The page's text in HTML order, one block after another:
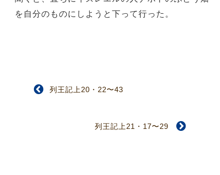
を自分のものにしようと下って行った。
列王記上20・22〜43
列王記上21・17〜29